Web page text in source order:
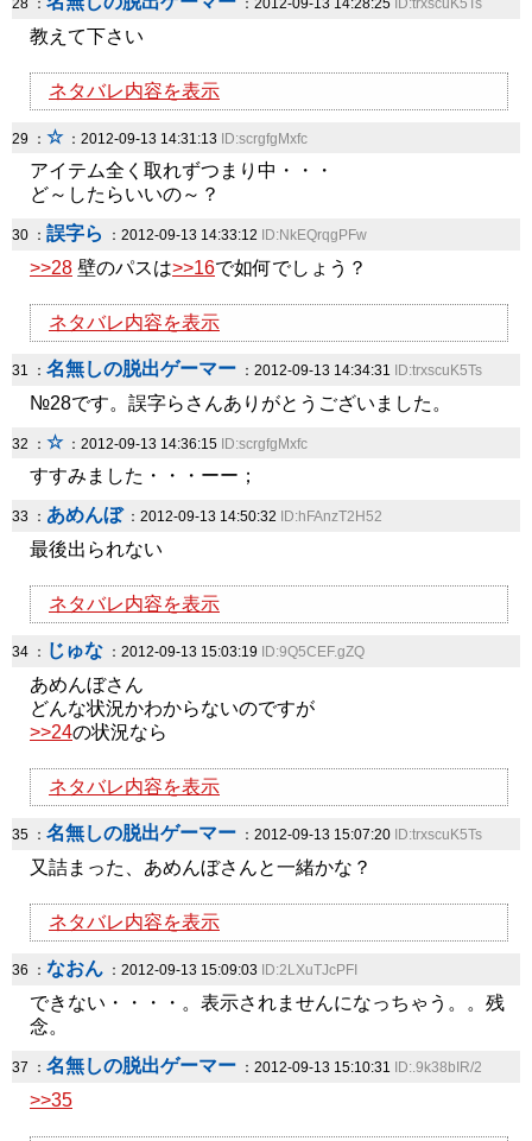
28 ： ：2012-09-13 14:28:25 ID:trxscuK5Ts
教えて下さい
ネタバレ内容を表示
29 ： ☆：2012-09-13 14:31:13 ID:scrgfgMxfc
アイテム全く取れずつまり中・・・
ど～したらいいの～？
30 ： 誤字ら ：2012-09-13 14:33:12 ID:NkEQrqgPFw
>>28 壁のパスは>>16で如何でしょう？
ネタバレ内容を表示
31 ： 名無しの脱出ゲーマー ：2012-09-13 14:34:31 ID:trxscuK5Ts
№28です。誤字らさんありがとうございました。
32 ： ☆：2012-09-13 14:36:15 ID:scrgfgMxfc
すすみました・・・ーー；
33 ： あめんぼ ：2012-09-13 14:50:32 ID:hFAnzT2H52
最後出られない
ネタバレ内容を表示
34 ： じゅな ：2012-09-13 15:03:19 ID:9Q5CEF.gZQ
あめんぼさん
どんな状況かわからないのですが
>>24の状況なら
ネタバレ内容を表示
35 ： 名無しの脱出ゲーマー ：2012-09-13 15:07:20 ID:trxscuK5Ts
又詰まった、あめんぼさんと一緒かな？
ネタバレ内容を表示
36 ： なおん ：2012-09-13 15:09:03 ID:2LXuTJcPFI
できない・・・・。表示されませんになっちゃう。。残
念。
37 ： 名無しの脱出ゲーマー ：2012-09-13 15:10:31 ID:.9k38bIR/2
>>35